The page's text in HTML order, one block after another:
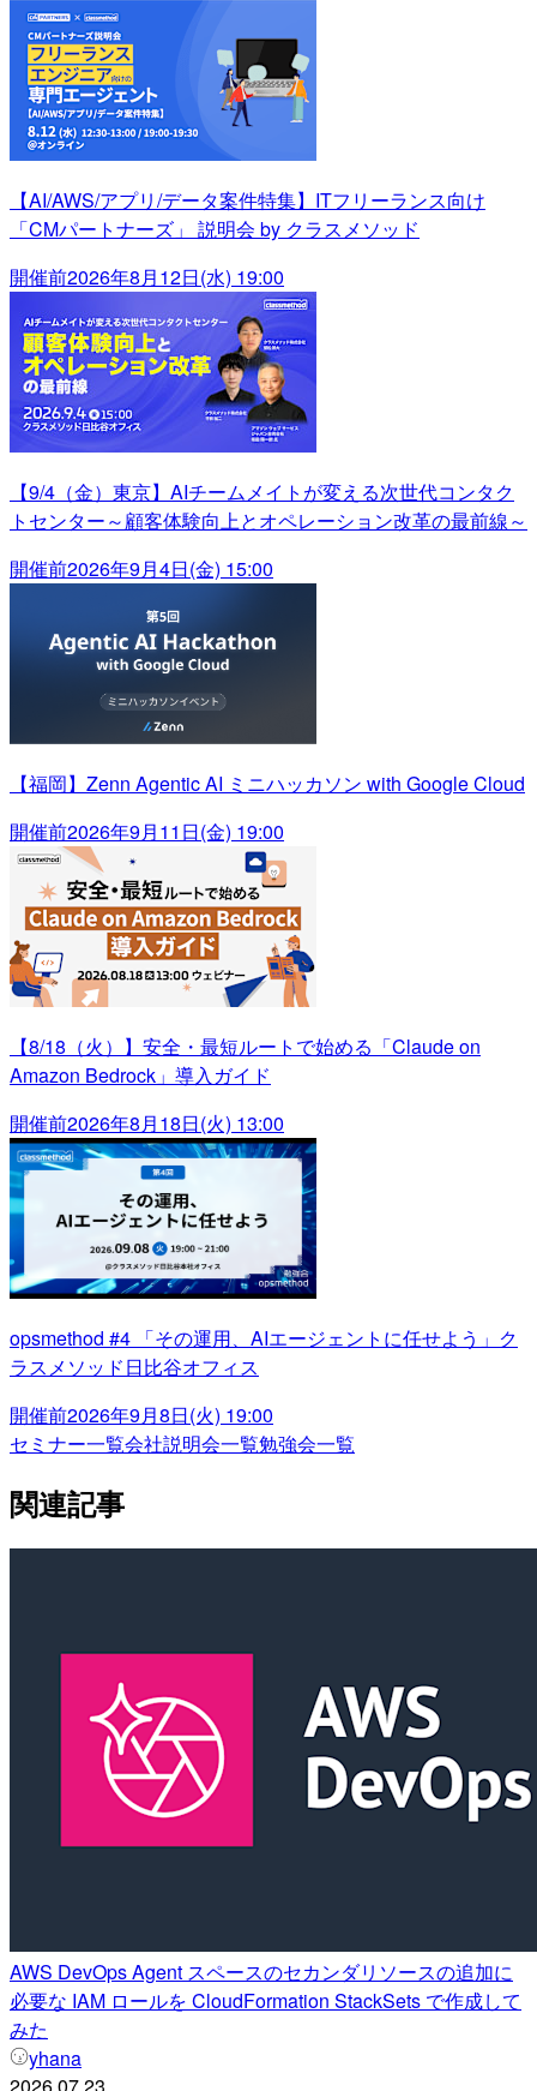
【AI/AWS/アプリ/データ案件特集】ITフリーランス向け
「CMパートナーズ」 説明会 by クラスメソッド
開催前2026年8月12日(水) 19:00
【9/4（金）東京】AIチームメイトが変える次世代コンタク
トセンター～顧客体験向上とオペレーション改革の最前線～
開催前2026年9月4日(金) 15:00
【福岡】Zenn Agentic AI ミニハッカソン with Google Cloud
開催前2026年9月11日(金) 19:00
【8/18（火）】安全・最短ルートで始める「Claude on
Amazon Bedrock」導入ガイド
開催前2026年8月18日(火) 13:00
opsmethod #4 「その運用、AIエージェントに任せよう」ク
ラスメソッド日比谷オフィス
開催前2026年9月8日(火) 19:00
セミナー一覧会社説明会一覧勉強会一覧
関連記事
AWS DevOps Agent スペースのセカンダリソースの追加に
必要な IAM ロールを CloudFormation StackSets で作成して
みた
yhana
2026.07.23